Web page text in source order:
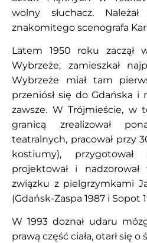
wolny słuchacz.
znakomitego scenografa
Latem 1950 roku zaczął
Wybrzeże, zamieszkał
Wybrzeże miał tam
przeniósł się do Gdańska i
zawsze. W Trójmieście, w
granicą zrealizował
teatralnych, pracował przy
kostiumy),
projektował i
związku z pielgrzymkami
(Gdańsk-Zaspa 1987 i Sopot
W 1993 doznał udaru
prawą część ciała, otarł się